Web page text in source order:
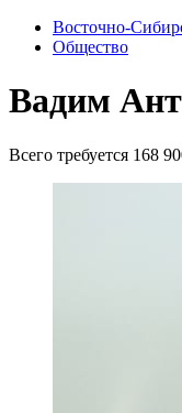
Восточно-
Общество
Вадим
Всего требуется 168